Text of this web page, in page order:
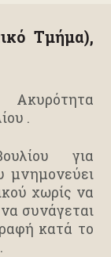
Τμήμα),
Ακυρότητα
.
για
μνημονεύει
χωρίς να
συνάγεται
κατά το